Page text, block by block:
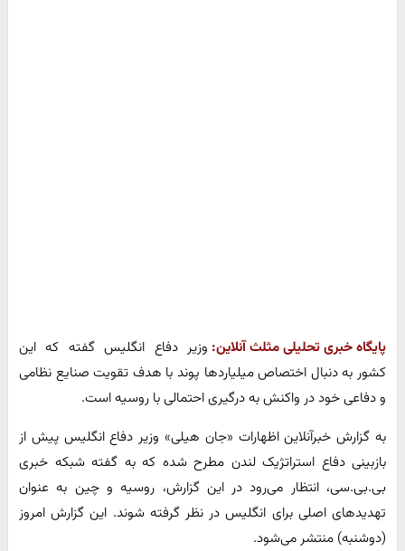
پایگاه خبری تحلیلی مثلث آنلاین: وزیر دفاع انگلیس گفته که این
کشور به دنبال اختصاص میلیاردها پوند با هدف تقویت صنایع نظامی
و دفاعی خود در واکنش به درگیری احتمالی با روسیه است.
به گزارش خبرآنلاین اظهارات «جان هیلی» وزیر دفاع انگلیس پیش از
بازبینی دفاع استراتژیک لندن مطرح شده که به گفته شبکه خبری
بی.بی.سی، انتظار می‌رود در این گزارش، روسیه و چین به عنوان
تهدیدهای اصلی برای انگلیس در نظر گرفته شوند. این گزارش امروز
(دوشنبه) منتشر می‌شود.